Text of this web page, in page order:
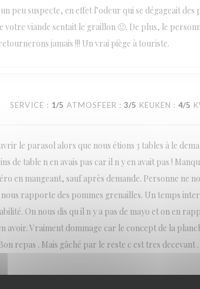
peu suspecte, en effet l’odeur qui se dégageait des
votre viande sentait le graillon 🤢. De plus, le
jamais !!! Un vrai piège à touriste.
SERVICE : 1/5 ATMOSFEER : 3/5 KEUKEN : 4/5
le parasol alors que nous étions 3 tables à le
de table n en avais pas car il n y en avait pas !
en mangeant, sauf après demande. Personne ne
rapporte des pommes grenailles. Un temps
On nous dis qu il n y a pas de mayo et on en
Vraiment dommage car le concept de la
repas . Mais gâché par le reste c est tres decevant